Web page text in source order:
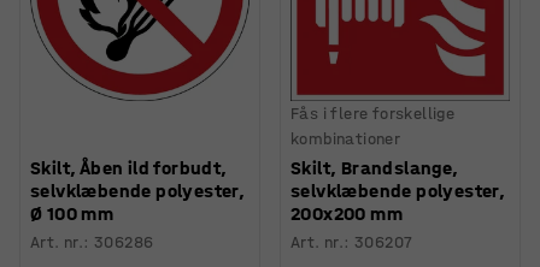
Skilt, Åben ild forbudt,
selvklæbende polyester,
Ø 100 mm
Art. nr.: 306286
Fås i flere forskellige
kombinationer
Skilt, Brandslange,
selvklæbende polyester,
200x200 mm
Art. nr.: 306207